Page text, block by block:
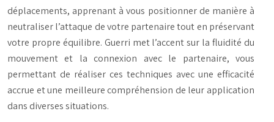
déplacements, apprenant à vous positionner de manière à
neutraliser l’attaque de votre partenaire tout en préservant
votre propre équilibre. Guerri met l’accent sur la fluidité du
mouvement et la connexion avec le partenaire, vous
permettant de réaliser ces techniques avec une efficacité
accrue et une meilleure compréhension de leur application
dans diverses situations.